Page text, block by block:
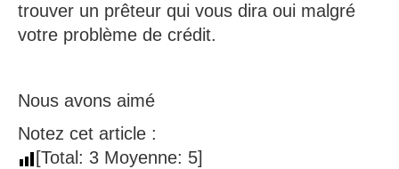
trouver un prêteur qui vous dira oui malgré
votre problème de crédit.
Nous avons aimé
Notez cet article :
[Total: 3 Moyenne: 5]